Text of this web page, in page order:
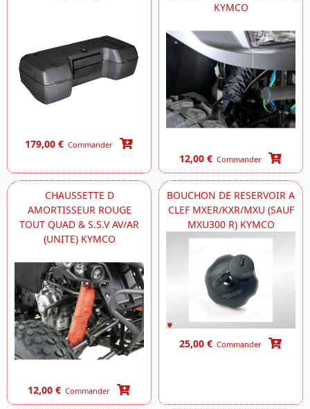
179,00 € Commander
KYMCO
12,00 € Commander
CHAUSSETTE D
AMORTISSEUR ROUGE
TOUT QUAD & S.S.V AV/AR
(UNITE) KYMCO
12,00 € Commander
BOUCHON DE RESERVOIR A
CLEF MXER/KXR/MXU (SAUF
MXU300 R) KYMCO
25,00 € Commander